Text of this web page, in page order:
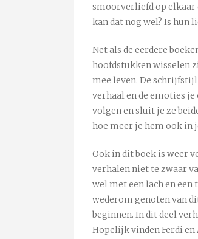
smoorverliefd op elkaar
kan dat nog wel? Is hun
Net als de eerdere
hoofdstukken wisselen
mee leven. De
verhaal en de emoties
volgen en sluit je ze
hoe meer je hem ook in
Ook in dit boek is weer
verhalen niet te zwaar
wel met een lach en
wederom genoten van
beginnen. In dit deel
Hopelijk vinden Ferdi